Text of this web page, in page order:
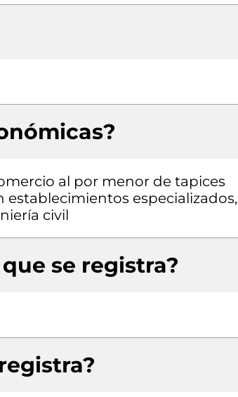
al por menor de tapices
especializados,
civil
se registra?